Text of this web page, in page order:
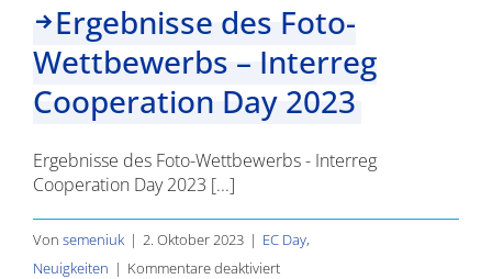
Ergebnisse des Foto-
Wettbewerbs – Interreg
Cooperation Day 2023
Ergebnisse des Foto-Wettbewerbs - Interreg
Cooperation Day 2023 [...]
Von semeniuk | 2. Oktober 2023 | EC Day,
Neuigkeiten | Kommentare deaktiviertfür